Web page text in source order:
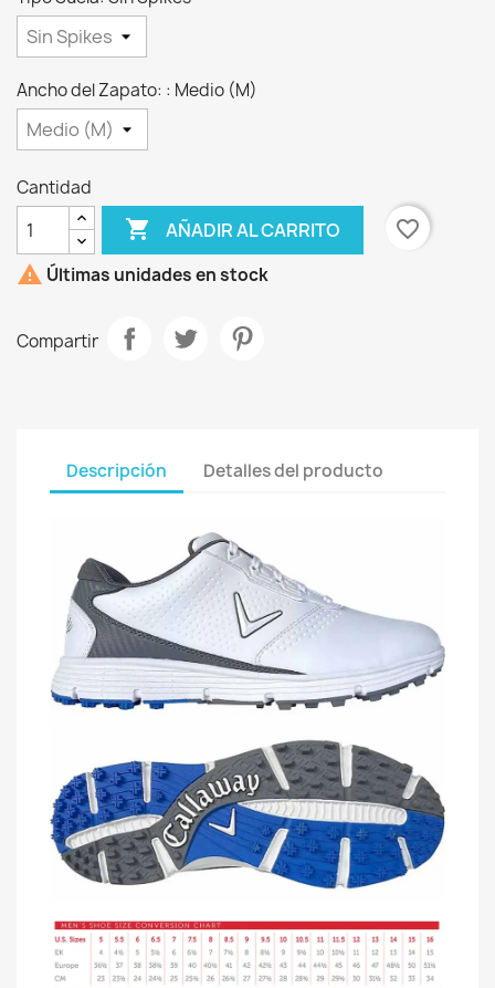
Ancho del Zapato: : Medio (M)
Cantidad
 AÑADIR AL CARRITO
favorite_border
 Últimas unidades en stock
Compartir
Descripción Detalles del producto